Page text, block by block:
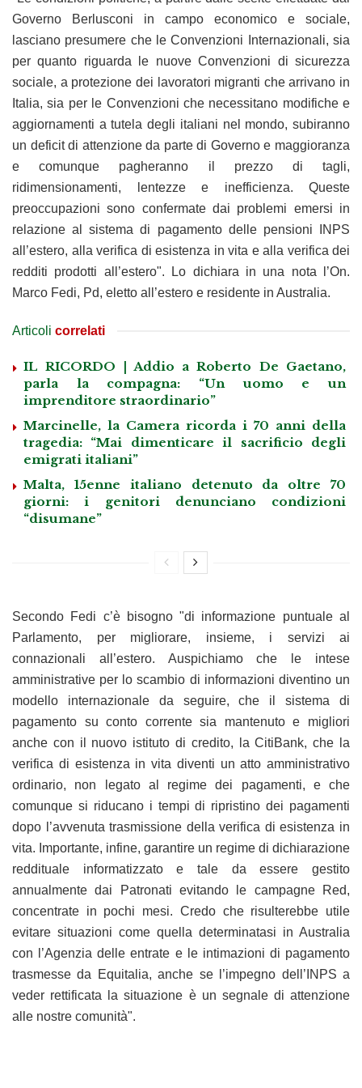
Governo Berlusconi in campo economico e sociale,
lasciano presumere che le Convenzioni Internazionali, sia
per quanto riguarda le nuove Convenzioni di sicurezza
sociale, a protezione dei lavoratori migranti che arrivano in
Italia, sia per le Convenzioni che necessitano modifiche e
aggiornamenti a tutela degli italiani nel mondo, subiranno
un deficit di attenzione da parte di Governo e maggioranza
e comunque pagheranno il prezzo di tagli,
ridimensionamenti, lentezze e inefficienza. Queste
preoccupazioni sono confermate dai problemi emersi in
relazione al sistema di pagamento delle pensioni INPS
all’estero, alla verifica di esistenza in vita e alla verifica dei
redditi prodotti all’estero". Lo dichiara in una nota l’On.
Marco Fedi, Pd, eletto all’estero e residente in Australia.
Articoli correlati
IL RICORDO | Addio a Roberto De Gaetano,
parla la compagna: “Un uomo e un
imprenditore straordinario”
Marcinelle, la Camera ricorda i 70 anni della
tragedia: “Mai dimenticare il sacrificio degli
emigrati italiani”
Malta, 15enne italiano detenuto da oltre 70
giorni: i genitori denunciano condizioni
“disumane”
Secondo Fedi c’è bisogno "di informazione puntuale al
Parlamento, per migliorare, insieme, i servizi ai
connazionali all’estero. Auspichiamo che le intese
amministrative per lo scambio di informazioni diventino un
modello internazionale da seguire, che il sistema di
pagamento su conto corrente sia mantenuto e migliori
anche con il nuovo istituto di credito, la CitiBank, che la
verifica di esistenza in vita diventi un atto amministrativo
ordinario, non legato al regime dei pagamenti, e che
comunque si riducano i tempi di ripristino dei pagamenti
dopo l’avvenuta trasmissione della verifica di esistenza in
vita. Importante, infine, garantire un regime di dichiarazione
reddituale informatizzato e tale da essere gestito
annualmente dai Patronati evitando le campagne Red,
concentrate in pochi mesi. Credo che risulterebbe utile
evitare situazioni come quella determinatasi in Australia
con l’Agenzia delle entrate e le intimazioni di pagamento
trasmesse da Equitalia, anche se l’impegno dell’INPS a
veder rettificata la situazione è un segnale di attenzione
alle nostre comunità".